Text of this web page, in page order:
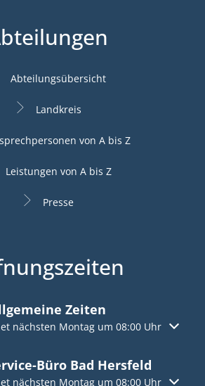
Abteilungsübersicht
Landkreis
von A bis Z
Leistungen von A bis Z
Presse
Zeiten
Öffnungs- oder Schließzeiten
nächsten Montag um 08:00 Uhr
Büro Bad Hersfeld
Öffnungs- oder Schließzeiten
nächsten Montag um 08:00 Uhr